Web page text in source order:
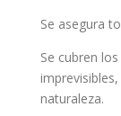
Se asegura
Se cubren
naturaleza.